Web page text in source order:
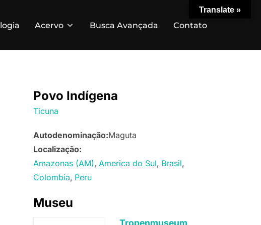
Acervo Busca Avançada Contato
Povo Indígena
Ticuna
Autodenominação:Maguta
Localização:
Amazonas (AM) America do Sul Brasil
Colombia Peru
Museu
Tropenmuseum
Translate »